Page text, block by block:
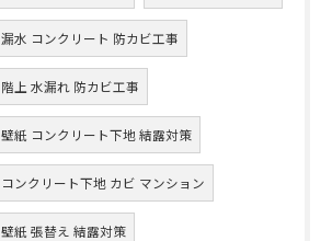
漏水 コンクリート 防カビ工事
階上 水漏れ 防カビ工事
壁紙 コンクリート下地 結露対策
コンクリート下地 カビ マンション
壁紙 張替え 結露対策